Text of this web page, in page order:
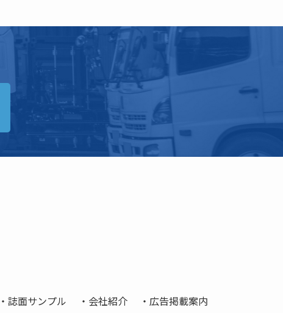
誌面サンプル 会社紹介 広告掲載案内